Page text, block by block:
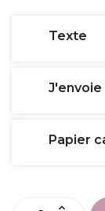
Texte
Papier